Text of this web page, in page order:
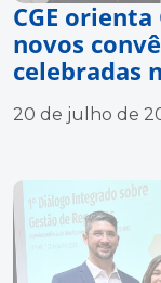
CGE
novos
celebradas
20 de julho de